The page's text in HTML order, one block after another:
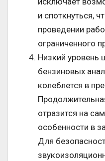
и споткнуться,
проведении
ограниченного
Низкий уровень
бензиновых
колеблется в
отразится на
особенности в
Для